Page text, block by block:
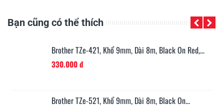
Bạn cũng có thể thích
Brother TZe-421, Khổ 9mm, Dài 8m, Black On Red,...
330.000 đ
Brother TZe-521, Khổ 9mm, Dài 8m, Black On...